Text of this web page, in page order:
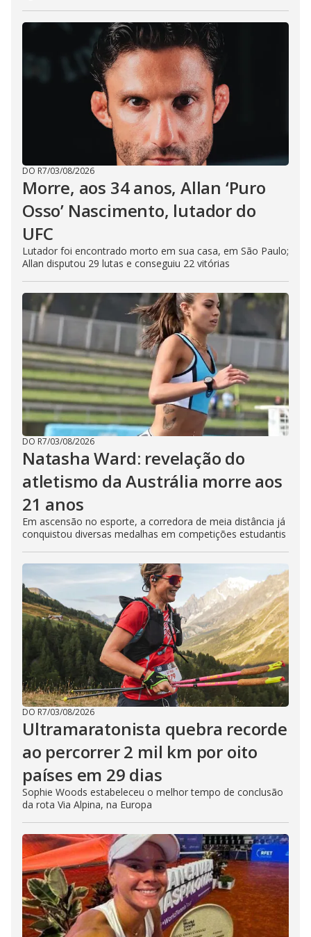
DO R7/03/08/2026
Morre, aos 34 anos, Allan ‘Puro
Osso’ Nascimento, lutador do
UFC
Lutador foi encontrado morto em sua casa, em São Paulo;
Allan disputou 29 lutas e conseguiu 22 vitórias
DO R7/03/08/2026
Natasha Ward: revelação do
atletismo da Austrália morre aos
21 anos
Em ascensão no esporte, a corredora de meia distância já
conquistou diversas medalhas em competições estudantis
DO R7/03/08/2026
Ultramaratonista quebra recorde
ao percorrer 2 mil km por oito
países em 29 dias
Sophie Woods estabeleceu o melhor tempo de conclusão
da rota Via Alpina, na Europa